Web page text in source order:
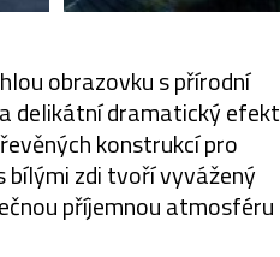
obrazovku s přírodní
delikátní dramatický efekt
konstrukcí pro
bílými zdi tvoří vyvážený
příjemnou atmosféru